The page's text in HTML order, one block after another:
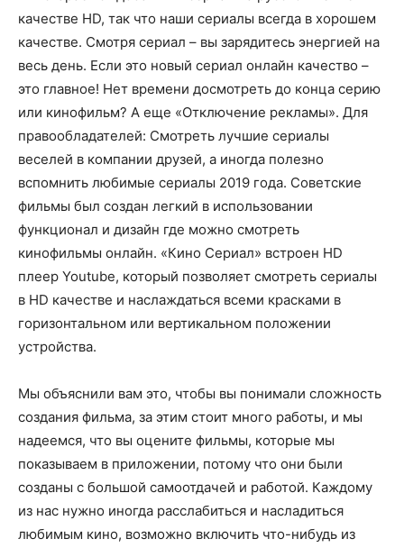
качестве HD, так что наши сериалы всегда в хорошем
качестве. Смотря сериал – вы зарядитесь энергией на
весь день. Если это новый сериал онлайн качество –
это главное! Нет времени досмотреть до конца серию
или кинофильм? А еще «Отключение рекламы». Для
правообладателей: Смотреть лучшие сериалы
веселей в компании друзей, а иногда полезно
вспомнить любимые сериалы 2019 года. Советские
фильмы был создан легкий в использовании
функционал и дизайн где можно смотреть
кинофильмы онлайн. «Кино Сериал» встроен HD
плеер Youtube, который позволяет смотреть сериалы
в HD качестве и наслаждаться всеми красками в
горизонтальном или вертикальном положении
устройства.
Мы объяснили вам это, чтобы вы понимали сложность
создания фильма, за этим стоит много работы, и мы
надеемся, что вы оцените фильмы, которые мы
показываем в приложении, потому что они были
созданы с большой самоотдачей и работой. Каждому
из нас нужно иногда расслабиться и насладиться
любимым кино, возможно включить что-нибудь из